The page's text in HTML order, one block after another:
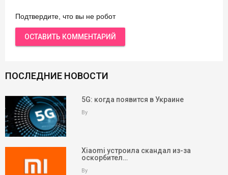
Подтвердите, что вы не робот
ПОСЛЕДНИЕ НОВОСТИ
5G: когда появится в Украине
By
Xiaomi устроила скандал из-за
оскорбител…
By